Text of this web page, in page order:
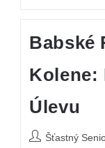
Babské
Kolene:
Úlevu
Šťastný